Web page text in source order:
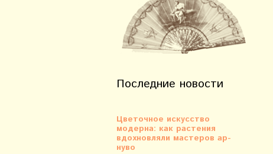
Последние новости
Цветочное искусство
модерна: как растения
вдохновляли мастеров ар-
нуво